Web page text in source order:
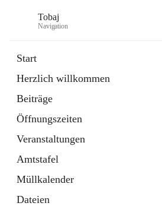
Tobaj
Navigation
Start
Herzlich willkommen
Beiträge
Öffnungszeiten
Veranstaltungen
Amtstafel
Müllkalender
Dateien
Externe Webseite
in
Tab
Formulare
2 Schnellzugriffe